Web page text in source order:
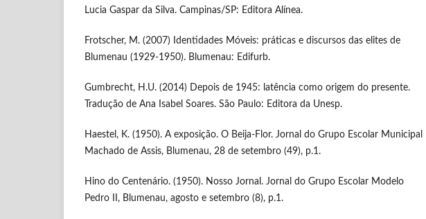
Lucia Gaspar da Silva. Campinas/SP: Editora Alínea.
Frotscher, M. (2007) Identidades Móveis: práticas e discursos das elites de
Blumenau (1929-1950). Blumenau: Edifurb.
Gumbrecht, H.U. (2014) Depois de 1945: latência como origem do presente.
Tradução de Ana Isabel Soares. São Paulo: Editora da Unesp.
Haestel, K. (1950). A exposição. O Beija-Flor. Jornal do Grupo Escolar Municipal
Machado de Assis, Blumenau, 28 de setembro (49), p.1.
Hino do Centenário. (1950). Nosso Jornal. Jornal do Grupo Escolar Modelo
Pedro II, Blumenau, agosto e setembro (8), p.1.